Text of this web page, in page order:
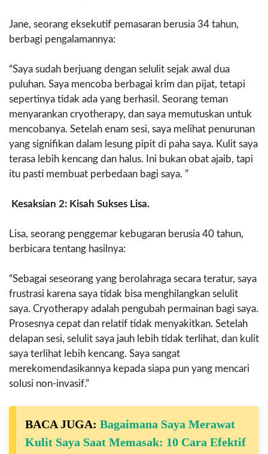
Jane, seorang eksekutif pemasaran berusia 34 tahun,
berbagi pengalamannya:
“Saya sudah berjuang dengan selulit sejak awal dua
puluhan. Saya mencoba berbagai krim dan pijat, tetapi
sepertinya tidak ada yang berhasil. Seorang teman
menyarankan cryotherapy, dan saya memutuskan untuk
mencobanya. Setelah enam sesi, saya melihat penurunan
yang signifikan dalam lesung pipit di paha saya. Kulit saya
terasa lebih kencang dan halus. Ini bukan obat ajaib, tapi
itu pasti membuat perbedaan bagi saya. ”
Kesaksian 2: Kisah Sukses Lisa.
Lisa, seorang penggemar kebugaran berusia 40 tahun,
berbicara tentang hasilnya:
“Sebagai seseorang yang berolahraga secara teratur, saya
frustrasi karena saya tidak bisa menghilangkan selulit
saya. Cryotherapy adalah pengubah permainan bagi saya.
Prosesnya cepat dan relatif tidak menyakitkan. Setelah
delapan sesi, selulit saya jauh lebih tidak terlihat, dan kulit
saya terlihat lebih kencang. Saya sangat
merekomendasikannya kepada siapa pun yang mencari
solusi non-invasif.”
BACA JUGA: Bagaimana Saya Merawat
Kulit Saya Saat Memasak: 10 Cara Efektif